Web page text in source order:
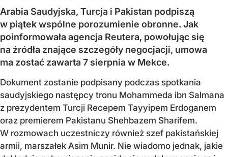
Arabia Saudyjska, Turcja i Pakistan podpiszą
w piątek wspólne porozumienie obronne. Jak
poinformowała agencja Reutera, powołując się
na źródła znające szczegóły negocjacji, umowa
ma zostać zawarta 7 sierpnia w Mekce.
Dokument zostanie podpisany podczas spotkania
saudyjskiego następcy tronu Mohammeda ibn Salmana
z prezydentem Turcji Recepem Tayyipem Erdoganem
oraz premierem Pakistanu Shehbazem Sharifem.
W rozmowach uczestniczy również szef pakistańskiej
armii, marszałek Asim Munir. Nie wiadomo jednak, jakie